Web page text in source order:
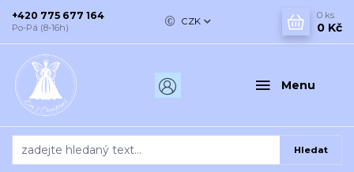
Menu
CZK
Hledat
+420 775 677 164
Po-Pá (8-16h)
0 ks
0 Kč